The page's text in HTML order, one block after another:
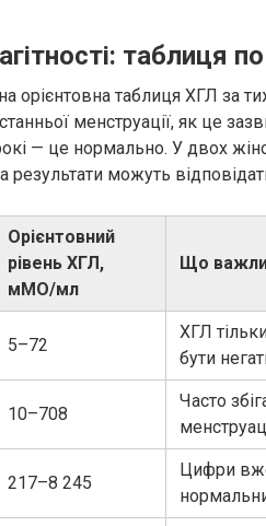
таблиця
орієнтовна таблиця ХГЛ за
менструації, як це
— це нормально. У двох
результати можуть
Орієнтовний
рівень ХГЛ,
мМО/мл
Що
5–72
ХГЛ
бути
10–708
Часто
217–8 245
Цифри